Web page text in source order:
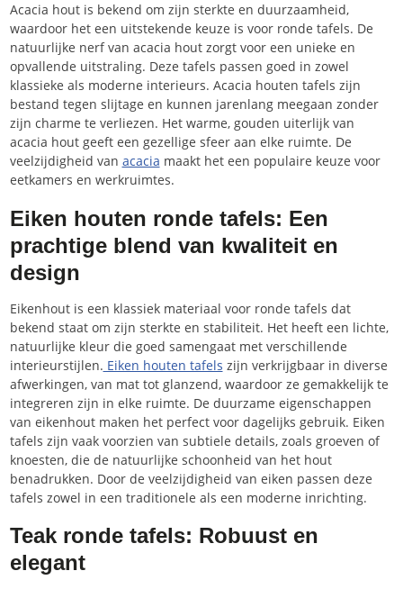
Acacia hout is bekend om zijn sterkte en duurzaamheid,
waardoor het een uitstekende keuze is voor ronde tafels. De
natuurlijke nerf van acacia hout zorgt voor een unieke en
opvallende uitstraling. Deze tafels passen goed in zowel
klassieke als moderne interieurs. Acacia houten tafels zijn
bestand tegen slijtage en kunnen jarenlang meegaan zonder
zijn charme te verliezen. Het warme, gouden uiterlijk van
acacia hout geeft een gezellige sfeer aan elke ruimte. De
veelzijdigheid van acacia maakt het een populaire keuze voor
eetkamers en werkruimtes.
Eiken houten ronde tafels: Een
prachtige blend van kwaliteit en
design
Eikenhout is een klassiek materiaal voor ronde tafels dat
bekend staat om zijn sterkte en stabiliteit. Het heeft een lichte,
natuurlijke kleur die goed samengaat met verschillende
interieurstijlen. Eiken houten tafels zijn verkrijgbaar in diverse
afwerkingen, van mat tot glanzend, waardoor ze gemakkelijk te
integreren zijn in elke ruimte. De duurzame eigenschappen
van eikenhout maken het perfect voor dagelijks gebruik. Eiken
tafels zijn vaak voorzien van subtiele details, zoals groeven of
knoesten, die de natuurlijke schoonheid van het hout
benadrukken. Door de veelzijdigheid van eiken passen deze
tafels zowel in een traditionele als een moderne inrichting.
Teak ronde tafels: Robuust en
elegant